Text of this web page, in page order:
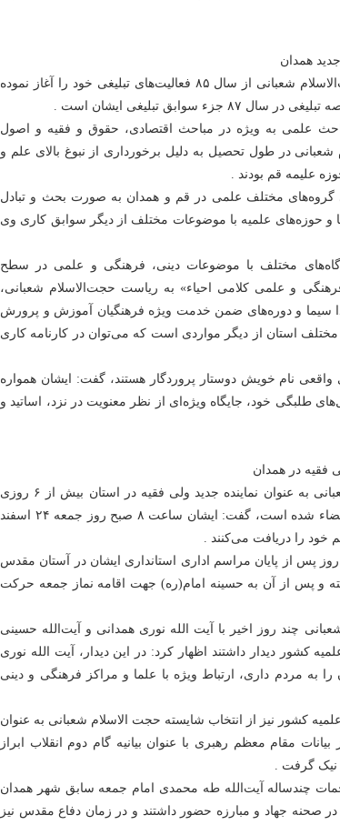
همدان
این مدرس دانشگاه با بیان اینکه حجت‌الاسلام شعبانی از سال ۸۵ فعالیت‌های تبلیغی خود را آغاز نموده
سوابق تبلیغی ایشان است .
مباحث علمی به ویژه در مباحث اقتصادی، حقوق و فقیه و اصول
در طول تحصیل به دلیل برخورداری از نبوغ بالای علم و
علیمه قم بودند .
گروه‌های مختلف علمی در قم و همدان به صورت بحث و تبادل
و حوزه‌های علمیه با موضوعات مختلف از دیگر سوابق کاری وی
مختلف با موضوعات دینی، فرهنگی و علمی در سطح
و علمی کلامی احیاء» به ریاست حجت‌الاسلام شعبانی،
سیما و دوره‌های ضمن خدمت ویژه فرهنگیان آموزش و پرورش
استان از دیگر مواردی است که می‌توان در کارنامه کاری
واقعی نام خویش دوستار پروردگار هستند، گفت: ایشان همواره
طلبگی خود، جایگاه ویژه‌ای از نظر معنویت در نزد، اساتید و
فقیه در همدان
وی با بیان اینکه حکم حجت‌الاسلام شعبانی به عنوان نماینده جدید ولی فقیه در استان بیش از ۶ روزی
است که توسط مقام معظم رهبری امضاء شده است، گفت: ایشان ساعت ۸ صبح روز جمعه ۲۴ اسفند
را دریافت می‌کنند .
پس از پایان مراسم اداری استانداری ایشان در آستان مقدس
و پس از آن به حسینه امام(ره) جهت اقامه نماز جمعه حرکت
چند روز اخیر با آیت الله نوری همدانی و آیت‌الله حسینی
کشور دیدار داشتند اظهار کرد: در این دیدار، آیت الله نوری
به مردم داری، ارتباط ویژه با علما و مراکز فرهنگی و دینی
کشور نیز از انتخاب شایسته حجت الاسلام شعبانی به عنوان
مقام معظم رهبری با عنوان بیانیه گام دوم انقلاب ابراز
نیک گرفت .
چندساله آیت‌الله طه محمدی امام جمعه سابق شهر همدان
صحنه جهاد و مبارزه حضور داشتند و در زمان دفاع مقدس نیز